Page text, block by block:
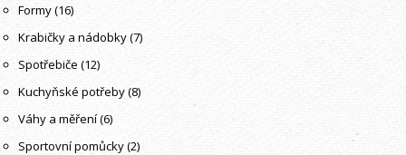
Formy(16)
Krabičky a nádobky(7)
Spotřebiče (12)
Kuchyňské potřeby(8)
Váhy a měření(6)
Sportovní pomůcky(2)